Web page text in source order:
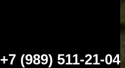
+7 (989) 511-21-04